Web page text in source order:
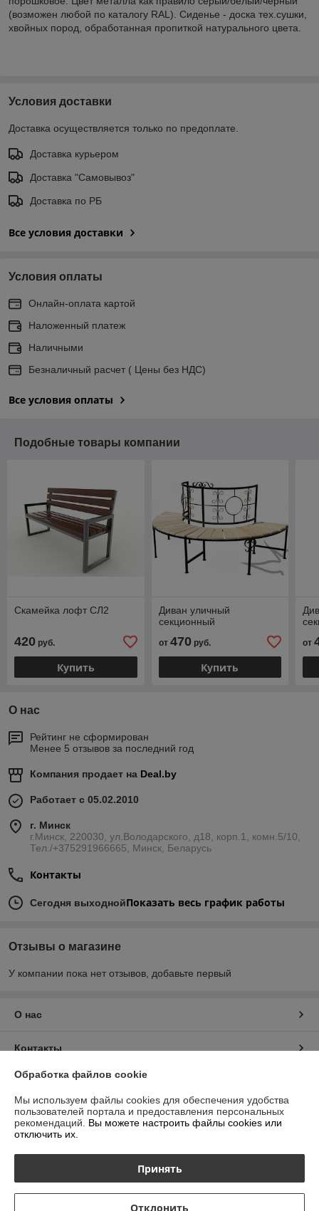
(возможен любой по каталогу RAL). Сиденье - доска тех.сушки,
хвойных пород, обработанная пропиткой натурального цвета.
Условия доставки
Доставка осуществляется только по предоплате.
Доставка курьером
Доставка "Самовывоз"
Доставка по РБ
Все условия доставки
Условия оплаты
Онлайн-оплата картой
Наложенный платеж
Наличными
Безналичный расчет ( Цены без НДС)
Все условия оплаты
Подобные товары компании
Скамейка лофт СЛ2
420 руб.
Купить
Диван уличный
секционный
от 470руб.
Купить
от
О нас
Рейтинг не сформирован
Менее 5 отзывов за последний год
Компания продает на Deal.by
Работает с 05.02.2010
г. Минск
г.Минск, 220030, ул.Володарского, д18, корп.1, комн.5/10,
Тел./+375291966665, Минск, Беларусь
Контакты
Сегодня выходнойПоказать весь график работы
Отзывы о магазине
У компании пока нет отзывов, добавьте первый
О нас
Контакты
Доставка и оплата
График работы
Политика обработки cookies
Обработка файлов cookie
Мы используем файлы cookies для обеспечения удобства
пользователей портала и предоставления персональных
рекомендаций. Вы можете настроить файлы cookies или
отключить их.
Принять
Отклонить